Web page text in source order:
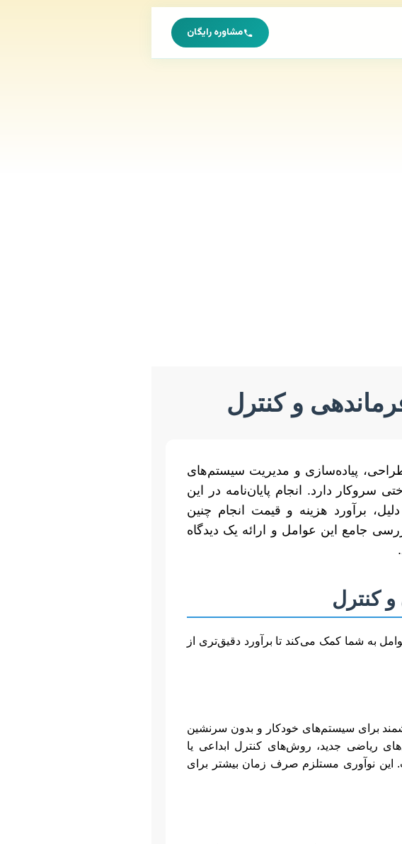
مشاوره رایگان
و کنترل
پیاده‌سازی و مدیریت سیستم‌های
دارد. انجام پایان‌نامه در این
برآورد هزینه و قیمت انجام چنین
جامع این عوامل و ارائه یک دیدگاه
کنترل
به شما کمک می‌کند تا برآورد دقیق‌تری از
برای سیستم‌های خودکار و بدون سرنشین
ریاضی جدید، روش‌های کنترل ابداعی یا
این نوآوری مستلزم صرف زمان بیشتر برای